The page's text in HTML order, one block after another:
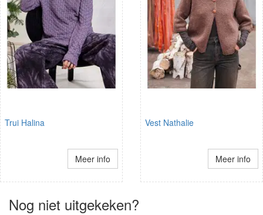
Trui Halina
Meer info
Vest Nathalie
Meer info
Nog niet uitgekeken?